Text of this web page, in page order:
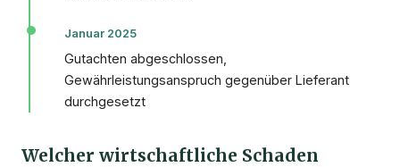
Januar 2025
Gutachten abgeschlossen,
Gewährleistungsanspruch gegenüber Lieferant
durchgesetzt
Welcher wirtschaftliche Schaden